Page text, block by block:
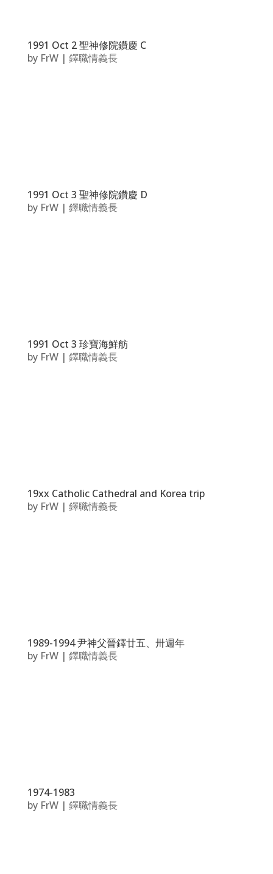
1991 Oct 2 聖神修院鑽慶 C
by FrW| 鐸職情義長
1991 Oct 3 聖神修院鑽慶 D
by FrW| 鐸職情義長
1991 Oct 3 珍寶海鮮舫
by FrW| 鐸職情義長
19xx Catholic Cathedral and Korea trip
by FrW| 鐸職情義長
1989-1994 尹神父晉鐸廿五、卅週年
by FrW| 鐸職情義長
1974-1983
by FrW| 鐸職情義長